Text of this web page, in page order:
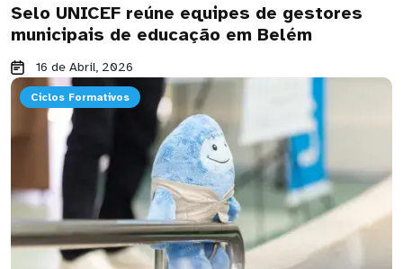
Selo UNICEF reúne equipes de gestores
municipais de educação em Belém
16 de Abril, 2026
Ciclos Formativos